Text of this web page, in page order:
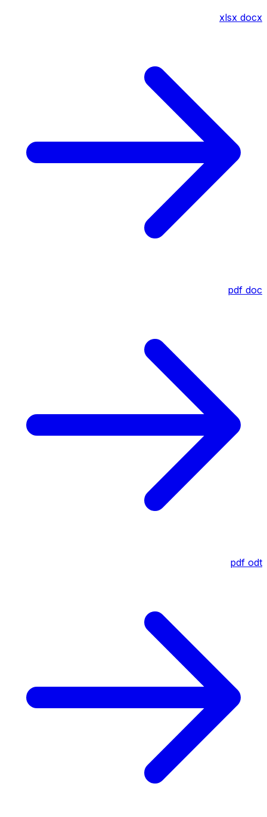
xlsx docx
pdf doc
pdf odt